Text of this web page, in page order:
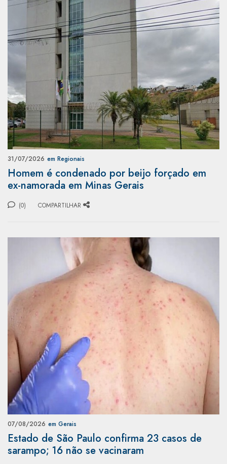
31/07/2026 em Regionais
Homem é condenado por beijo forçado em
ex-namorada em Minas Gerais
(0) COMPARTILHAR
07/08/2026 em Gerais
Estado de São Paulo confirma 23 casos de
sarampo; 16 não se vacinaram